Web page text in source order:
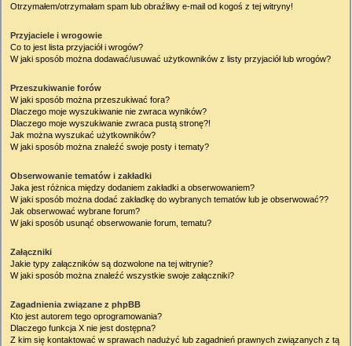
Otrzymałem/otrzymałam spam lub obraźliwy e-mail od kogoś z tej witryny!
Przyjaciele i wrogowie
Co to jest lista przyjaciół i wrogów?
W jaki sposób można dodawać/usuwać użytkowników z listy przyjaciół lub wrogów?
Przeszukiwanie forów
W jaki sposób można przeszukiwać fora?
Dlaczego moje wyszukiwanie nie zwraca wyników?
Dlaczego moje wyszukiwanie zwraca pustą stronę?!
Jak można wyszukać użytkowników?
W jaki sposób można znaleźć swoje posty i tematy?
Obserwowanie tematów i zakładki
Jaka jest różnica między dodaniem zakładki a obserwowaniem?
W jaki sposób można dodać zakładkę do wybranych tematów lub je obserwować??
Jak obserwować wybrane forum?
W jaki sposób usunąć obserwowanie forum, tematu?
Załączniki
Jakie typy załączników są dozwolone na tej witrynie?
W jaki sposób można znaleźć wszystkie swoje załączniki?
Zagadnienia związane z phpBB
Kto jest autorem tego oprogramowania?
Dlaczego funkcja X nie jest dostępna?
Z kim się kontaktować w sprawach nadużyć lub zagadnień prawnych związanych z tą